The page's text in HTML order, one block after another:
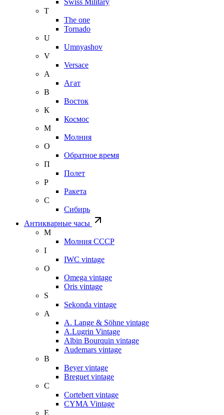
Swiss Military
T
The one
Tornado
U
Umnyashov
V
Versace
А
Агат
В
Восток
К
Космос
М
Молния
О
Обратное время
П
Полет
Р
Ракета
С
Сибирь
Антикварные часы
М
Молния СССР
I
IWC vintage
O
Omega vintage
Oris vintage
S
Sekonda vintage
A
A. Lange & Söhne vintage
A.Lugrin Vintage
Albin Bourquin vintage
Audemars vintage
B
Beyer vintage
Breguet vintage
C
Cortebert vintage
CYMA Vintage
E